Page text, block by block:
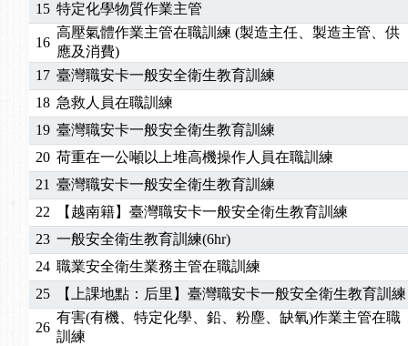
2026/07/15【免費研習】115年製造業危害預防職場安衛法令
2026/07/08【中心公告】因應颱風來襲，若遇停班停課消息 補
2026/05/06【產業人才投資】06/03-06/08堆高機課程，政府出
2026/04/24 【製程安全評估人員】開課囉
2025/11/11【中心公告】颱風假11/12停班停課
2025/11/10【中心公告】因應颱風來襲，若遇停班停課消息 補
2025/10/30
【進修課程】2026年，課程意見蒐集~
2025/08/20【進修課程】SDS格式百百種？專業講師帶您判斷
2025/08/12【中心公告】因應颱風來襲，若遇停班停課消息 補
2025/07/06 【中心公告】颱風假114/07/07停班停課
2025/06/06【進修課程】～～前導課程看這邊推出囉～～
2025/05/29【進修課程】前導課程推出公告！
2025/04/28【進修課程】要怎麼進修自我？課程百百種選擇好
2025/01/21「高壓氣體製造安全主任」、「隧道等襯砌作業主
訓測驗
2025/01/15
15 特定化學物質作業主管
16
高壓氣體作業主管在職訓練 (製造主任、製造主管、供
應及消費)
17 臺灣職安卡一般安全衛生教育訓練
18 急救人員在職訓練
19 臺灣職安卡一般安全衛生教育訓練
20 荷重在一公噸以上堆高機操作人員在職訓練
21 臺灣職安卡一般安全衛生教育訓練
22
【越南籍】臺灣職安卡一般安全衛生教育訓練
23 一般安全衛生教育訓練(6hr)
24 職業安全衛生業務主管在職訓練
25
【上課地點：后里】臺灣職安卡一般安全衛生教育訓練
26
有害(有機、特定化學、鉛、粉塵、缺氧)作業主管在職
訓練